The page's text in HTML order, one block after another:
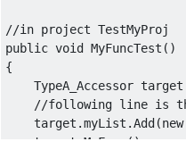
//in project
public void MyFuncTest ()
{
TypeA_Accessor target
//following line is
    target
.myList .Add(new
    target
MyFunc ();